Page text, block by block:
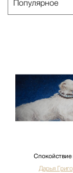
Спокойствие
Дарья